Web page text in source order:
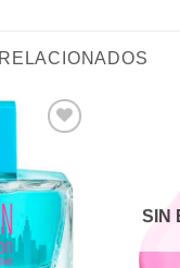
lista de
deseos
SIN